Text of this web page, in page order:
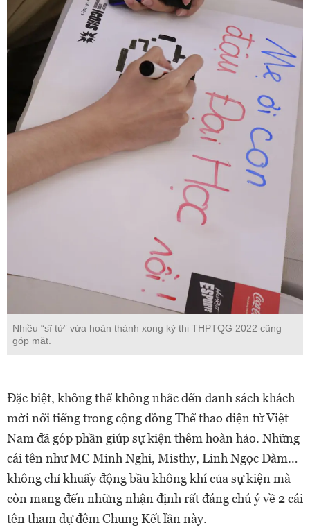
Nhiều “sĩ tử” vừa hoàn thành xong kỳ thi THPTQG 2022 cũng
góp mặt.
Đặc biệt, không thể không nhắc đến danh sách khách
mời nổi tiếng trong cộng đồng Thể thao điện tử Việt
Nam đã góp phần giúp sự kiện thêm hoàn hảo. Những
cái tên như MC Minh Nghi, Misthy, Linh Ngọc Đàm…
không chỉ khuấy động bầu không khí của sự kiện mà
còn mang đến những nhận định rất đáng chú ý về 2 cái
tên tham dự đêm Chung Kết lần này.